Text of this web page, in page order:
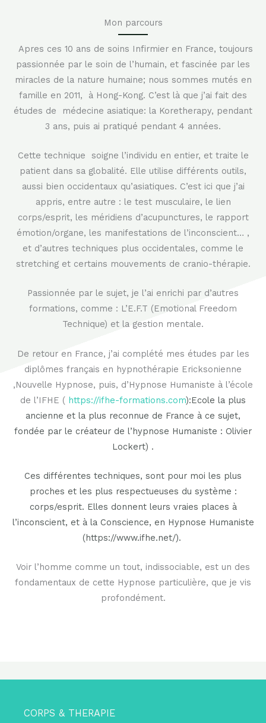
Mon parcours
Apres ces 10 ans de soins Infirmier en France, toujours
passionnée par le soin de l’humain, et fascinée par les
miracles de la nature humaine; nous sommes mutés en
famille en 2011, à Hong-Kong. C’est là que j’ai fait des
études de médecine asiatique: la Koretherapy, pendant
3 ans, puis ai pratiqué pendant 4 années.
Cette technique soigne l’individu en entier, et traite le
patient dans sa globalité. Elle utilise différents outils,
aussi bien occidentaux qu’asiatiques. C’est ici que j’ai
appris, entre autre : le test musculaire, le lien
corps/esprit, les méridiens d’acupunctures, le rapport
émotion/organe, les manifestations de l’inconscient… ,
et d’autres techniques plus occidentales, comme le
stretching et certains mouvements de cranio-thérapie.
Passionnée par le sujet, je l’ai enrichi par d’autres
formations, comme : L’E.F.T (Emotional Freedom
Technique) et la gestion mentale.
De retour en France, j’ai complété mes études par les
diplômes français en hypnothérapie Ericksonienne
,Nouvelle Hypnose, puis, d’Hypnose Humaniste à l’école
de l’IFHE ( https://ifhe-formations.com):Ecole la plus
ancienne et la plus reconnue de France à ce sujet,
fondée par le créateur de l’hypnose Humaniste : Olivier
Lockert) .
Ces différentes techniques, sont pour moi les plus
proches et les plus respectueuses du système :
corps/esprit. Elles donnent leurs vraies places à
l’inconscient, et à la Conscience, en Hypnose Humaniste
(https://www.ifhe.net/).
Voir l’homme comme un tout, indissociable, est un des
fondamentaux de cette Hypnose particulière, que je vis
profondément.
CORPS & THERAPIE